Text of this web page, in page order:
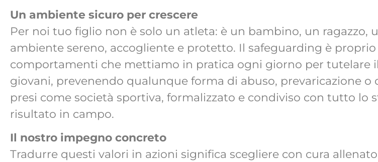
Un ambiente sicuro per crescere
Per noi tuo figlio non è solo un atleta: è un bambino, un ragazzo,
ambiente sereno, accogliente e protetto. Il safeguarding è proprio
comportamenti che mettiamo in pratica ogni giorno per tutelare
giovani, prevenendo qualunque forma di abuso, prevaricazione
presi come società sportiva, formalizzato e condiviso con tutto lo
risultato in campo.
Il nostro impegno concreto
Tradurre questi valori in azioni significa scegliere con cura